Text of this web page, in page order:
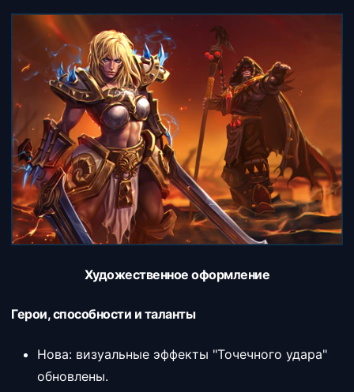
Художественное оформление
Герои, способности и таланты
Нова: визуальные эффекты "Точечного удара"
обновлены.